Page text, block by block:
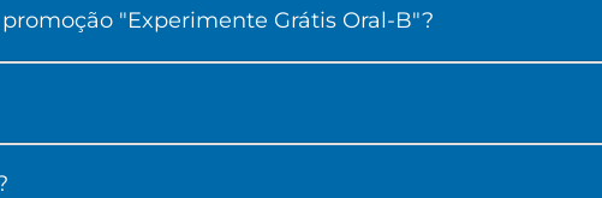
"Experimente Grátis Oral-B"?